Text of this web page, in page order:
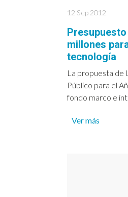
12 Sep 2012
millones
tecnología
La propuesta de
Público para el
fondo marco e
Ver más